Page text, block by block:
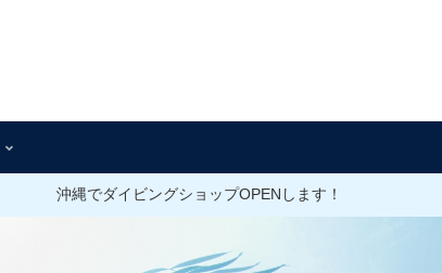
沖縄でダイビングショップOPENします！